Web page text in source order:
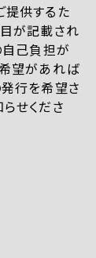
提供するた
が記載され
自己負担が
望があれば
行を希望さ
せくださ